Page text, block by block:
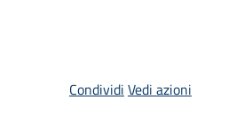
Condividi Vedi azioni